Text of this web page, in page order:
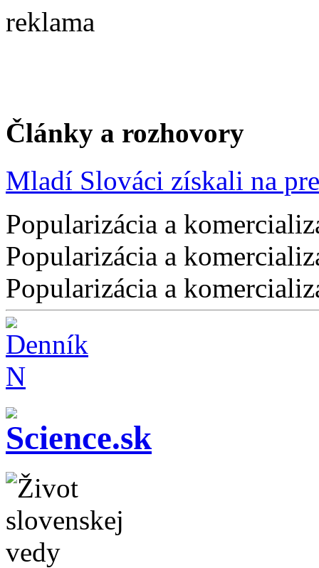
reklama
Články a rozhovory
Mladí Slováci získali na
Popularizácia a
Popularizácia a
Popularizácia a